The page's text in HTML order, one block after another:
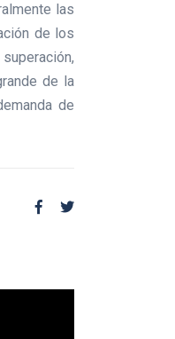
las
de los
de la
de